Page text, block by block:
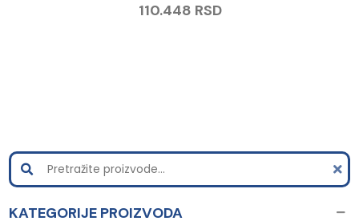
110.448 RSD
KATEGORIJE PROIZVODA